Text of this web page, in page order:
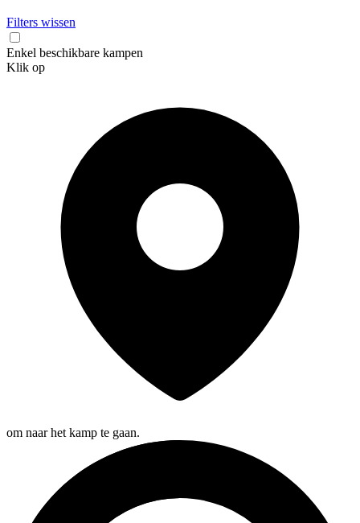
Filters wissen
Enkel beschikbare kampen
Klik op
om naar het kamp te gaan.